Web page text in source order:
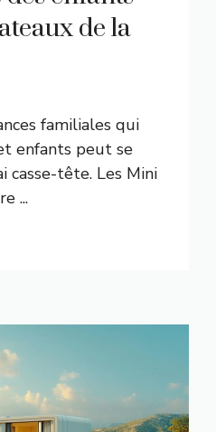
de la
familiales qui
enfants peut se
casse-tête. Les Mini
...